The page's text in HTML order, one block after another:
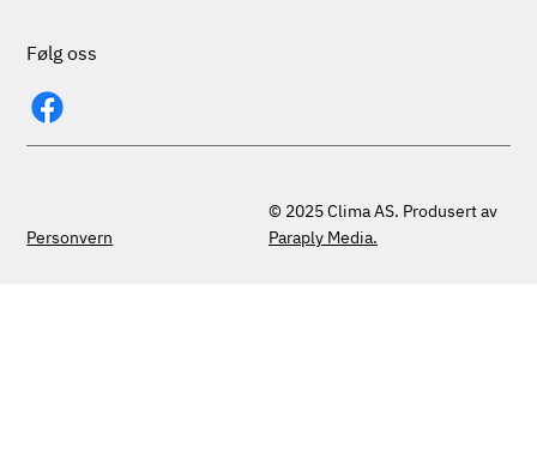
Følg oss
Personvern
© 2025 Clima AS. Produsert av
Paraply Media.